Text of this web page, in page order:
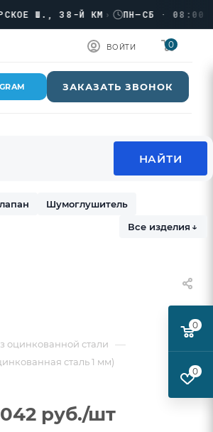
Ш., 38-Й КМ› ПН–СБ · 08:00 →
ВОЙТИ 0
ЗАКАЗАТЬ ЗВОНОК
Шумоглушитель
Все изделия ↓
оцинкованной стали —
сталь 1 мм)
руб./шт
0
0